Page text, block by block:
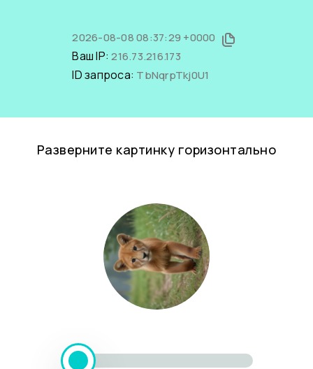
2026-08-08 08:37:29 +0000
Ваш IP:216.73.216.173
ID запроса: TbNqrpTkj0U1
Разверните картинку горизонтально